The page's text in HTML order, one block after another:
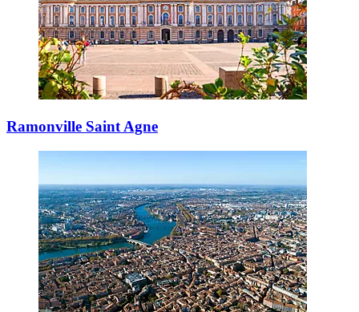
Ramonville Saint Agne